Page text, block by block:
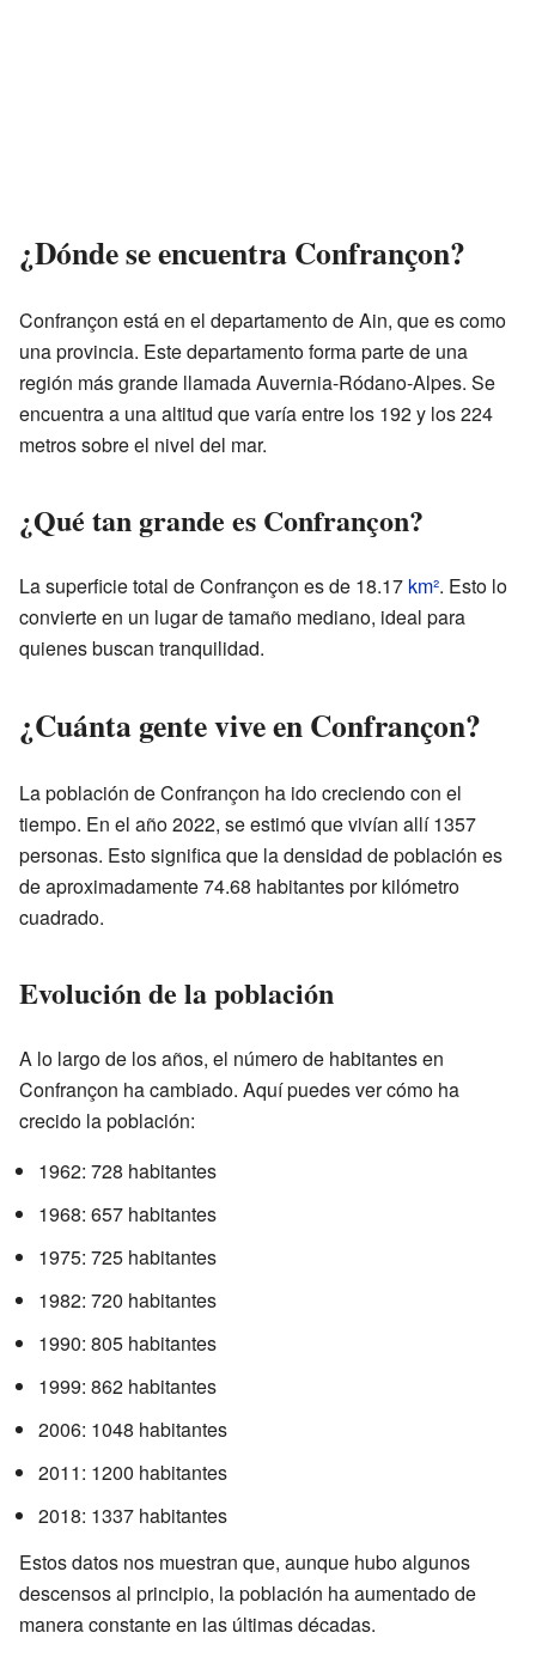
¿Dónde se encuentra Confrançon?
Confrançon está en el departamento de Ain, que es como
una provincia. Este departamento forma parte de una
región más grande llamada Auvernia-Ródano-Alpes. Se
encuentra a una altitud que varía entre los 192 y los 224
metros sobre el nivel del mar.
¿Qué tan grande es Confrançon?
La superficie total de Confrançon es de 18.17 km². Esto lo
convierte en un lugar de tamaño mediano, ideal para
quienes buscan tranquilidad.
¿Cuánta gente vive en Confrançon?
La población de Confrançon ha ido creciendo con el
tiempo. En el año 2022, se estimó que vivían allí 1357
personas. Esto significa que la densidad de población es
de aproximadamente 74.68 habitantes por kilómetro
cuadrado.
Evolución de la población
A lo largo de los años, el número de habitantes en
Confrançon ha cambiado. Aquí puedes ver cómo ha
crecido la población:
1962: 728 habitantes
1968: 657 habitantes
1975: 725 habitantes
1982: 720 habitantes
1990: 805 habitantes
1999: 862 habitantes
2006: 1048 habitantes
2011: 1200 habitantes
2018: 1337 habitantes
Estos datos nos muestran que, aunque hubo algunos
descensos al principio, la población ha aumentado de
manera constante en las últimas décadas.